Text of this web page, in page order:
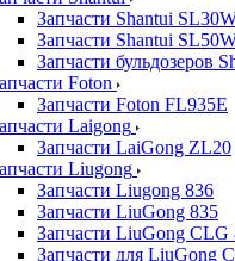
Запчасти Shantui
Запчасти Shantui
Запчасти бульдозеров
Foton
Запчасти Foton FL935E
Laigong
Запчасти LaiGong ZL20
Liugong
Запчасти Liugong 836
Запчасти LiuGong 835
Запчасти LiuGong CLG
Запчасти для LiuGong